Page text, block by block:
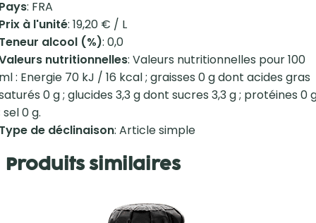
: FRA
à l'unité: 19,20 € / L
alcool (%): 0,0
nutritionnelles: Valeurs nutritionnelles pour 100
: Energie 70 kJ / 16 kcal ; graisses 0 g dont acides gras
0 g ; glucides 3,3 g dont sucres 3,3 g ; protéines 0
sel 0 g.
de déclinaison: Article simple
Produits similaires